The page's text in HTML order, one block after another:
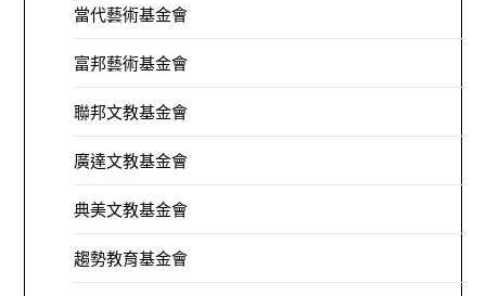
當代藝術基金會
富邦藝術基金會
聯邦文教基金會
廣達文教基金會
典美文教基金會
趨勢教育基金會